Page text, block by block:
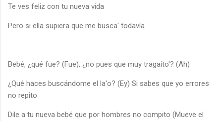
Te ves feliz con tu nueva vida
Pero si ella supiera que me busca' todavía
Bebé, ¿qué fue? (Fue), ¿no pues que muy tragaíto'? (Ah)
¿Qué haces buscándome el la'o? (Ey) Si sabes que yo errores
no repito
Dile a tu nueva bebé que por hombres no compito (Mueve el